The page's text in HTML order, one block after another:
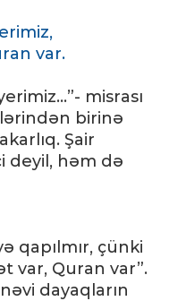
var.
misrası
birinə
Şair
deyil, həm də
qapılmır, çünki
var, Quran var”.
dayaqların